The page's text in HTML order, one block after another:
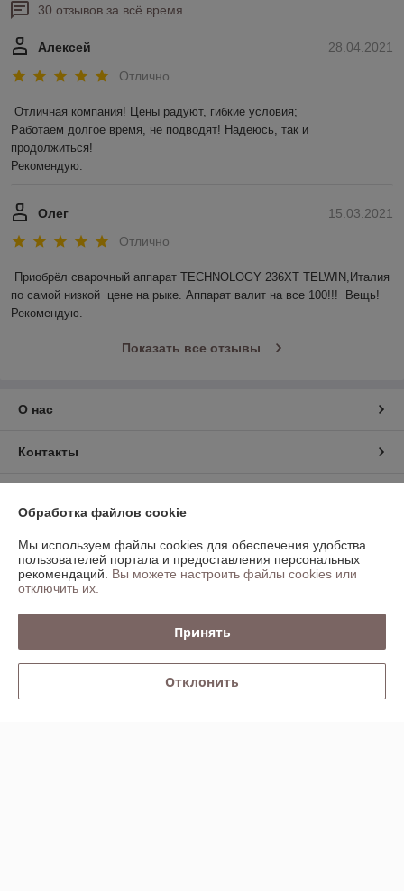
30 отзывов за всё время
28.04.2021
Алексей
Отлично
Отличная компания! Цены радуют, гибкие условия;
Работаем долгое время, не подводят! Надеюсь, так и
продолжиться!
Рекомендую.
15.03.2021
Олег
Отлично
Приобрёл сварочный аппарат TECHNOLOGY 236ХТ TELWIN,Италия
по самой низкой  цене на рыке. Аппарат валит на все 100!!!  Вещь!
Рекомендую.
Показать все отзывы
О нас
Контакты
Полная версия сайта
Сайт создан на платформе Deal.by
Обработка файлов cookie
Мы используем файлы cookies для обеспечения удобства
пользователей портала и предоставления персональных
рекомендаций. Вы можете настроить файлы cookies или
отключить их.
Принять
Отклонить